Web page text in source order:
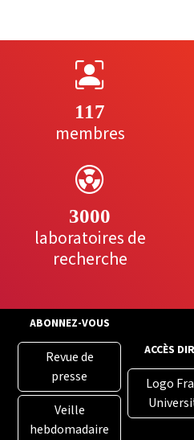
117
membres
3000
laboratoires de
recherche
ABONNEZ-VOUS
Revue de
presse
Veille
hebdomadaire
ACCÈS
Logo